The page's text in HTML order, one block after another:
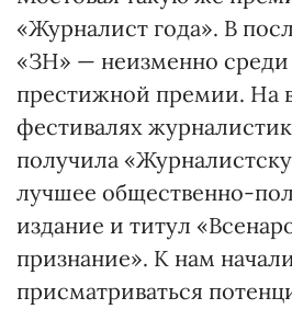
«Журналист года». В
«ЗН» — неизменно среди
престижной премии. На
фестивалях
получила
лучшее общественно-
издание и титул
признание». К нам
присматриваться